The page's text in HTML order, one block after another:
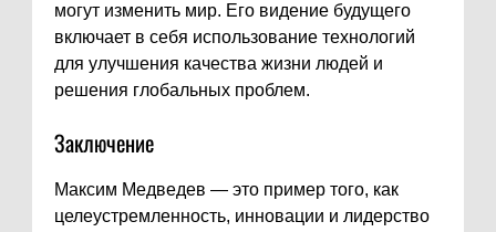
могут изменить мир. Его видение будущего
включает в себя использование технологий
для улучшения качества жизни людей и
решения глобальных проблем.
Заключение
Максим Медведев — это пример того, как
целеустремленность, инновации и лидерство